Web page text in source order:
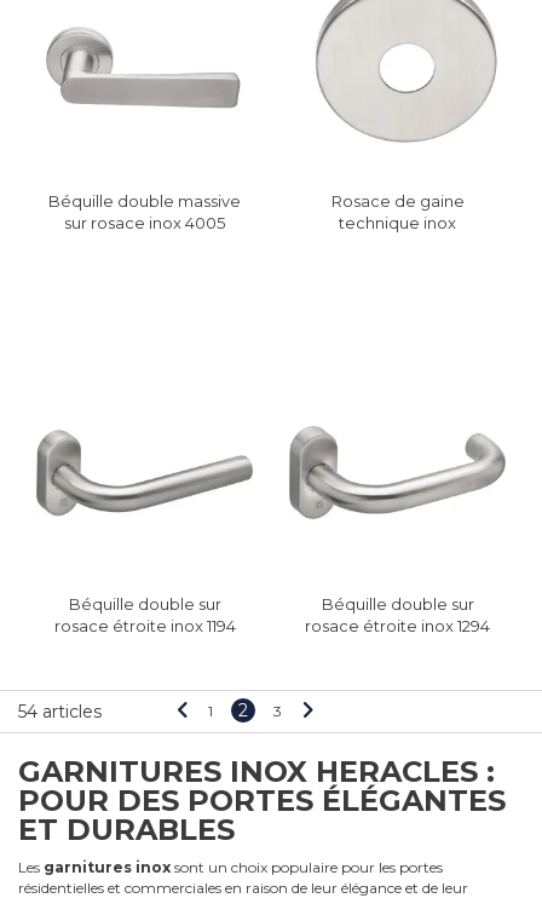
Béquille double massive
sur rosace inox 4005
Rosace de gaine
technique inox
Béquille double sur
rosace étroite inox 1194
Béquille double sur
rosace étroite inox 1294
54 articles 1 2 3
GARNITURES INOX HERACLES :
POUR DES PORTES ÉLÉGANTES
ET DURABLES
Les garnitures inox sont un choix populaire pour les portes
résidentielles et commerciales en raison de leur élégance et de leur